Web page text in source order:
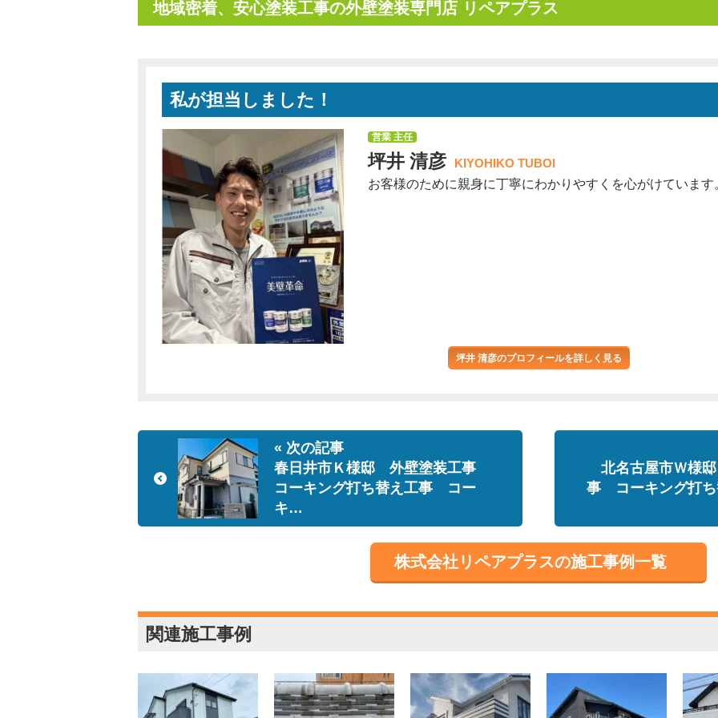
地域密着、安心塗装工事の外壁塗装専門店 リペアプラス
私が担当しました！
営業 主任
坪井 清彦
KIYOHIKO TUBOI
お客様のために親身に丁寧にわかりやすくを心がけています
坪井 清彦のプロフィールを詳しく見る
« 次の記事
春日井市Ｋ様邸 外壁塗装工事
コーキング打ち替え工事 コー
キ…
北名古屋市Ｗ様
事 コーキング打ち
株式会社リペアプラスの施工事例一覧
関連施工事例